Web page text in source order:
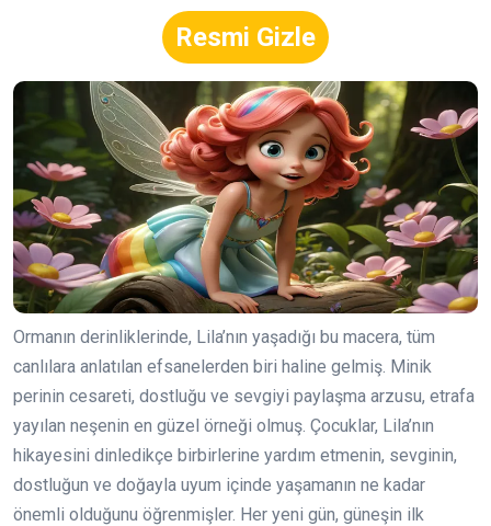
Resmi Gizle
Ormanın derinliklerinde, Lila’nın yaşadığı bu macera, tüm
canlılara anlatılan efsanelerden biri haline gelmiş. Minik
perinin cesareti, dostluğu ve sevgiyi paylaşma arzusu, etrafa
yayılan neşenin en güzel örneği olmuş. Çocuklar, Lila’nın
hikayesini dinledikçe birbirlerine yardım etmenin, sevginin,
dostluğun ve doğayla uyum içinde yaşamanın ne kadar
önemli olduğunu öğrenmişler. Her yeni gün, güneşin ilk